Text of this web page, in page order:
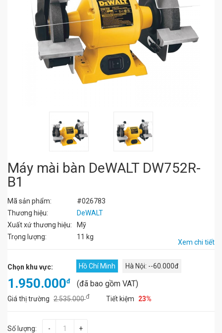
Máy mài bàn DeWALT DW752R-
B1
Mã sản phẩm:
#026783
Thương hiệu:
DeWALT
Xuất xứ thương hiệu:
Mỹ
Trọng lượng:
11 kg
Xem chi tiết
Chọn khu vực: Hồ Chí Minh Hà Nội: --60.000đ
1.950.000đ (đã bao gồm VAT)
Giá thị trường 2.535.000đ Tiết kiệm 23%
Số lượng: - +